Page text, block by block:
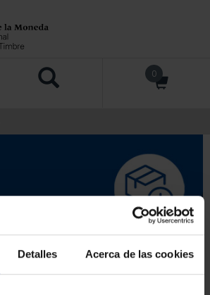
Detalles Acerca de las cookies
0